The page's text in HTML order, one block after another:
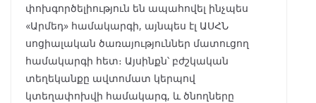
փոխգործելիություն են ապահովել ինչպես
«Արմեդ» համակարգի, այնպես էլ ԱՍՀՆ
սոցիալական ծառայություններ մատուցող
համակարգի հետ։ Այսինքն՝ բժշկական
տեղեկանքը ավտոմատ կերպով
կտեղափոխվի համակարգ, և ծնողները